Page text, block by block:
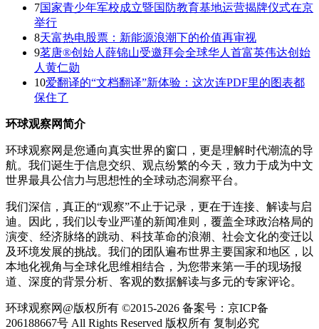
7国家青少年军校成立暨国防教育基地运营揭牌仪式在京
举行
8天富热电股票：新能源浪潮下的价值再审视
9茗唐®创始人薛锦山受邀拜会全球华人首富英伟达创始
人黄仁勋
10爱翻译的“文档翻译”新体验：这次连PDF里的图表都
保住了
环球观察网简介
环球观察网是您通向真实世界的窗口，更是理解时代潮流的导
航。我们诞生于信息交织、观点纷繁的今天，致力于成为中文
世界最具公信力与思想性的全球动态洞察平台。
我们深信，真正的“观察”不止于记录，更在于连接、解读与启
迪。因此，我们以专业严谨的新闻准则，覆盖全球政治格局的
演变、经济脉络的跳动、科技革命的浪潮、社会文化的变迁以
及环境发展的挑战。我们的团队遍布世界主要国家和地区，以
本地化视角与全球化思维相结合，为您带来第一手的现场报
道、深度的背景分析、客观的数据解读与多元的专家评论。
环球观察网@版权所有 ©2015-2026 备案号：京ICP备
206188667号 All Rights Reserved 版权所有 复制必究